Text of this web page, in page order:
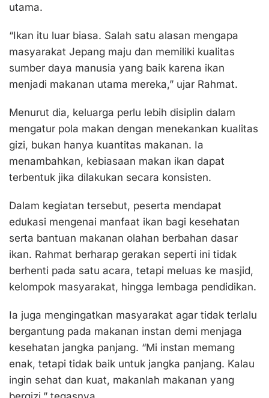
utama.
“Ikan itu luar biasa. Salah satu alasan mengapa
masyarakat Jepang maju dan memiliki kualitas
sumber daya manusia yang baik karena ikan
menjadi makanan utama mereka,” ujar Rahmat.
Menurut dia, keluarga perlu lebih disiplin dalam
mengatur pola makan dengan menekankan kualitas
gizi, bukan hanya kuantitas makanan. Ia
menambahkan, kebiasaan makan ikan dapat
terbentuk jika dilakukan secara konsisten.
Dalam kegiatan tersebut, peserta mendapat
edukasi mengenai manfaat ikan bagi kesehatan
serta bantuan makanan olahan berbahan dasar
ikan. Rahmat berharap gerakan seperti ini tidak
berhenti pada satu acara, tetapi meluas ke masjid,
kelompok masyarakat, hingga lembaga pendidikan.
Ia juga mengingatkan masyarakat agar tidak terlalu
bergantung pada makanan instan demi menjaga
kesehatan jangka panjang. “Mi instan memang
enak, tetapi tidak baik untuk jangka panjang. Kalau
ingin sehat dan kuat, makanlah makanan yang